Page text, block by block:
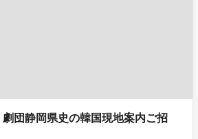
劇団静岡県史の韓国現地案内ご招